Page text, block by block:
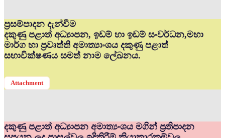
ප්‍රසම්පාදන දැන්වීම
දකුණු පළාත් අධ්‍යාපන, ඉඩම් හා ඉඩම් සංවර්ධන,මහා
මාර්ග හා ප්‍රවෘත්ති අමාත්‍යාංශය දකුණු පළාත්
සභාවික්ෂණය සමත් නාම ලේඛනය.
Attachment
දකුණු පළාත් අධ්‍යාපන අමාත්‍යංශය මගින් ප්‍රතිපාදන